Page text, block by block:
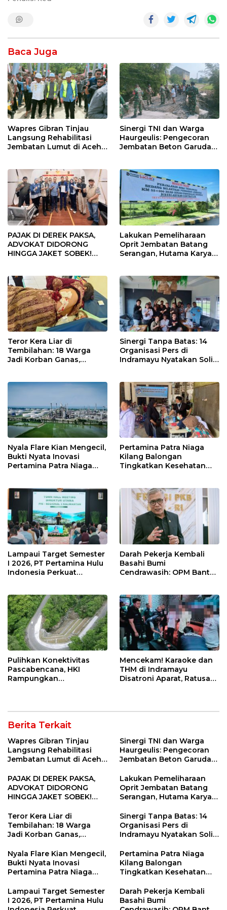
Baca Juga
Wapres Gibran Tinjau
Langsung Rehabilitasi
Jembatan Lumut di Aceh
Sinergi TNI dan Warga
Haurgeulis: Pengecoran
Jembatan Beton Garuda
PAJAK DI DEREK PAKSA,
ADVOKAT DIDORONG
HINGGA JAKET SOBEK!
Pekanbaru!
Lakukan Pemeliharaan
Oprit Jembatan Batang
Serangan, Hutama Karya
Teror Kera Liar di
Tembilahan: 18 Warga
Jadi Korban Ganas,
Sinergi Tanpa Batas: 14
Organisasi Pers di
Indramayu Nyatakan Solid
Nyala Flare Kian Mengecil,
Bukti Nyata Inovasi
Pertamina Patra Niaga
Pertamina Patra Niaga
Kilang Balongan
Tingkatkan Kesehatan
Rutin dan Edukasi
Perawatan Gigi
Lampaui Target Semester
I 2026, PT Pertamina Hulu
Indonesia Perkuat
Keselamatan Kerja
Darah Pekerja Kembali
Basahi Bumi
Cendrawasih: OPM Bantai
Pulihkan Konektivitas
Pascabencana, HKI
Rampungkan
Mencekam! Karaoke dan
THM di Indramayu
Disatroni Aparat, Ratusan
Berita Terkait
Wapres Gibran Tinjau
Langsung Rehabilitasi
Jembatan Lumut di Aceh
Konektivitas Pulih Cepat
Sinergi TNI dan Warga
Haurgeulis: Pengecoran
Jembatan Beton Garuda
PAJAK DI DEREK PAKSA,
ADVOKAT DIDORONG
HINGGA JAKET SOBEK!
Ngamuk Kepung Polresta
Pekanbaru!
Lakukan Pemeliharaan
Oprit Jembatan Batang
Serangan, Hutama Karya
55 Tol Binjai–Langsa
Teror Kera Liar di
Tembilahan: 18 Warga
Jadi Korban Ganas,
12 Jahitan!
Sinergi Tanpa Batas: 14
Organisasi Pers di
Indramayu Nyatakan Solid
Nyala Flare Kian Mengecil,
Bukti Nyata Inovasi
Pertamina Patra Niaga
Net Zero Emission 2060
Pertamina Patra Niaga
Kilang Balongan
Tingkatkan Kesehatan
Pemeriksaan Kesehatan
Rutin dan Edukasi
Lampaui Target Semester
I 2026, PT Pertamina Hulu
Darah Pekerja Kembali
Basahi Bumi